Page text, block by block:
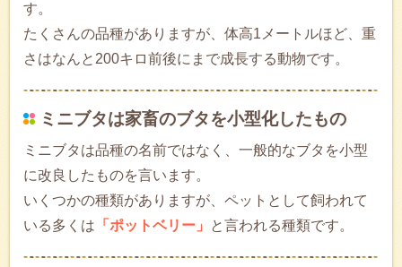
す。
たくさんの品種がありますが、体高1メートルほど、重
さはなんと200キロ前後にまで成長する動物です。
ミニブタは家畜のブタを小型化したもの
ミニブタは品種の名前ではなく、一般的なブタを小型
に改良したものを言います。
いくつかの種類がありますが、ペットとして飼われて
いる多くは 「ポットベリー」 と言われる種類です。